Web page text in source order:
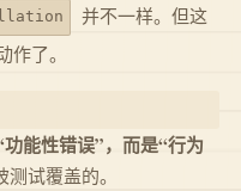
并不一样。但这
了。
能性错误”，而是“行为
试覆盖的。